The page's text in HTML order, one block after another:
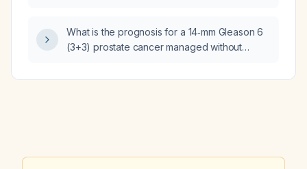
rocuronium be preferred?
What is the prognosis for a 14‑mm Gleason 6
(3+3) prostate cancer managed without